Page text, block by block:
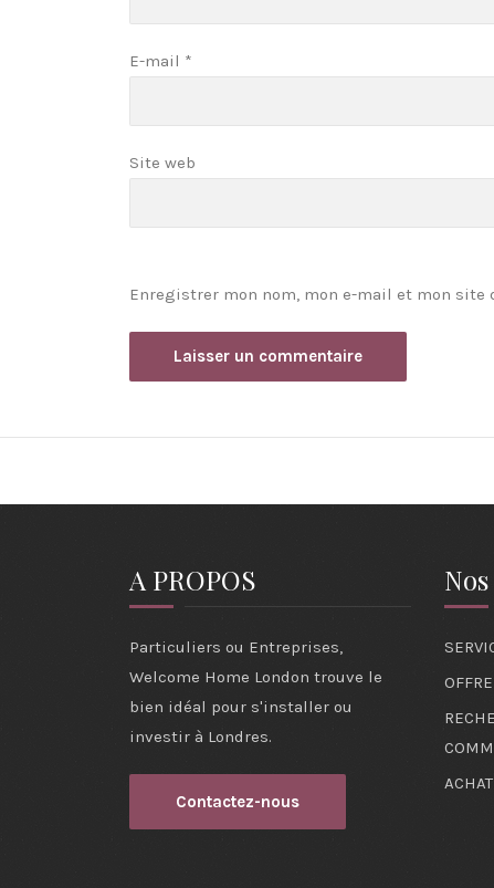
E-mail *
Site web
Enregistrer mon nom, mon e-mail et mon
A PROPOS
Particuliers ou Entreprises,
Welcome Home London trouve le
bien idéal pour s'installer ou
investir à Londres.
Contactez-nous